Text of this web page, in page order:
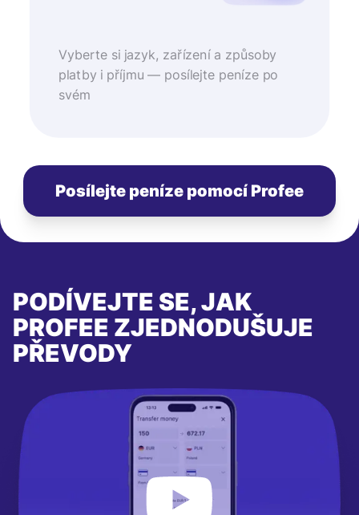
Vyberte si jazyk, zařízení a způsoby
platby i příjmu — posílejte peníze po
svém
Posílejte peníze pomocí Profee
PODÍVEJTE SE, JAK
PROFEE ZJEDNODUŠUJE
PŘEVODY